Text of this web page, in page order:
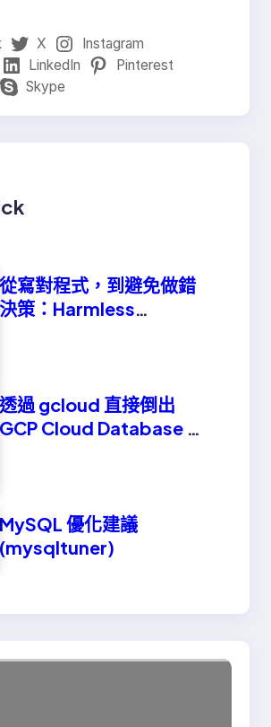
X
Instagram
LinkedIn
Pinterest
Skype
從寫對程式，到避免做錯
決策：Harmless
透過 gcloud 直接倒出
GCP Cloud Database 資
MySQL 優化建議
(mysqltuner)